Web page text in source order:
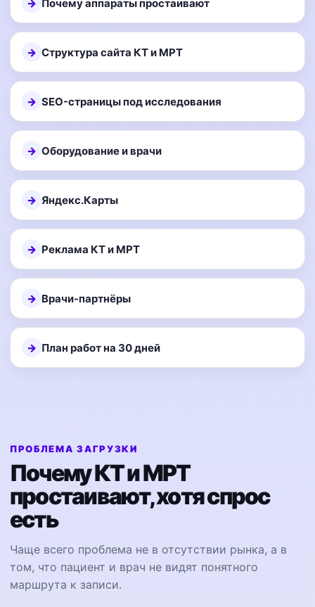
Почему аппараты простаивают
Структура сайта КТ и МРТ
SEO-страницы под исследования
Оборудование и врачи
Яндекс.Карты
Реклама КТ и МРТ
Врачи-партнёры
План работ на 30 дней
ПРОБЛЕМА ЗАГРУЗКИ
Почему КТ и МРТ
простаивают, хотя спрос
есть
Чаще всего проблема не в отсутствии рынка, а в
том, что пациент и врач не видят понятного
маршрута к записи.